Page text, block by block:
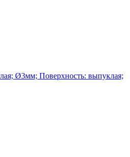
Ø3мм; Поверхность: выпуклая;